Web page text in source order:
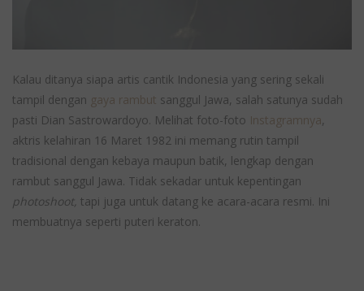
Kalau ditanya siapa artis cantik Indonesia yang sering sekali
tampil dengan gaya rambut sanggul Jawa, salah satunya sudah
pasti Dian Sastrowardoyo. Melihat foto-foto Instagramnya,
aktris kelahiran 16 Maret 1982 ini memang rutin tampil
tradisional dengan kebaya maupun batik, lengkap dengan
rambut sanggul Jawa. Tidak sekadar untuk kepentingan
photoshoot, tapi juga untuk datang ke acara-acara resmi. Ini
membuatnya seperti puteri keraton.